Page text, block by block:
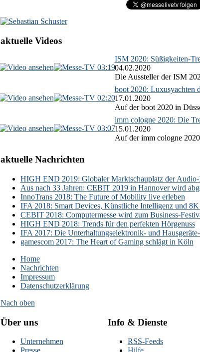
aktuelle Videos
03:19
ISM 2020: Süßigkeiten-
04.02.2020
Die Aussteller der ISM
02:20
boot 2020: Luxusyachten
17.01.2020
Auf der boot 2020 in
03:07
imm cologne 2020: Die
15.01.2020
Auf der imm cologne
aktuelle Nachrichten
HIGH END 2019: Globaler Marktschauplatz der Audio-
Aus nach 33 Jahren: CEBIT 2019 in Hannover wird
InnoTrans 2018: The Future of Mobility live erleben
IFA 2018: Smart Devices, Künstliche Intelligenz und
CEBIT 2018: Computermesse wird zum Business-
HIGH END 2018: Trends für den perfekten Hörgenuss
IFA 2017: Die Unterhaltungselektronik- und
gamescom 2017: The Heart of Gaming schlägt in Köln
Home
Nachrichten
Impressum
Datenschutzerklärung
Nach oben
Über uns
Unternehmen
Info & Dienste
RSS-Feeds